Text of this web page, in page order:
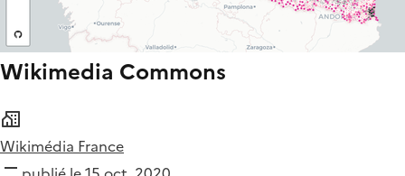
Wikimedia Commons
Wikimédia France